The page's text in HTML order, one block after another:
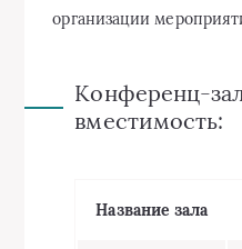
организации
Конференц-
вместимость:
Название зала